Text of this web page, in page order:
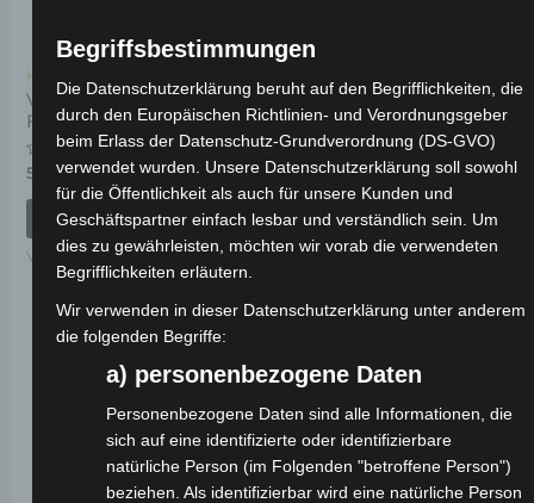
Kostenloser Versand
VSX HINTERE
FEDERUNG
Bewertet
mit
0
59,00€ *
IN DEN WARENKORB
VSX
VSX VORDERES
ARMATURENBRETT
KUNSTSTOFF
(WINDSCHUTZ)
Bewertet
mit
0
von
39,00€ *
Begriffsbestimmungen
Die Datenschutzerklärung beruht auf den Begrifflichkeiten, die
durch den Europäischen Richtlinien- und Verordnungsgeber
beim Erlass der Datenschutz-Grundverordnung (DS-GVO)
verwendet wurden. Unsere Datenschutzerklärung soll sowohl
für die Öffentlichkeit als auch für unsere Kunden und
Geschäftspartner einfach lesbar und verständlich sein. Um
dies zu gewährleisten, möchten wir vorab die verwendeten
Begrifflichkeiten erläutern.
Wir verwenden in dieser Datenschutzerklärung unter anderem
die folgenden Begriffe:
a) personenbezogene Daten
Personenbezogene Daten sind alle Informationen, die
sich auf eine identifizierte oder identifizierbare
natürliche Person (im Folgenden "betroffene Person")
beziehen. Als identifizierbar wird eine natürliche Person